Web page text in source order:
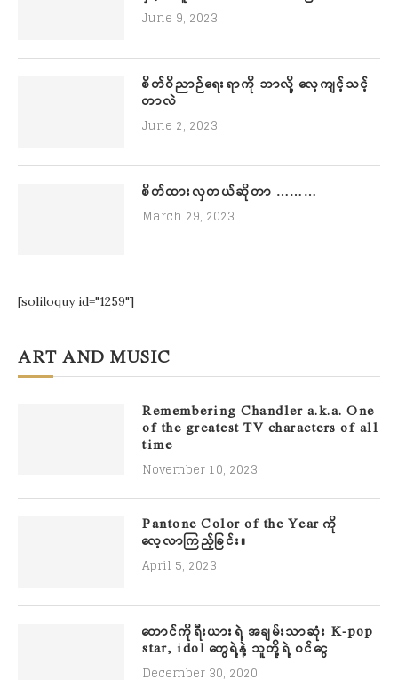
June 9, 2023
စိတ်ဝိညာဉ်ရေးရာကို ဘာလို့ လေ့ကျင့်သင့်
တာလဲ
June 2, 2023
စိတ်ထားလှတယ်ဆိုတာ ………
March 29, 2023
[soliloquy id="1259"]
ART AND MUSIC
Remembering Chandler a.k.a. One
of the greatest TV characters of all
time
November 10, 2023
Pantone Color of the Year ကို
လေ့လာကြည့်ခြင်း။
April 5, 2023
တောင်ကိုရီးယားရဲ့ အချမ်းသာဆုံး K-pop
star, idol တွေရဲ့နဲ့ သူတို့ရဲ့ ဝင်ငွေ
December 30, 2020